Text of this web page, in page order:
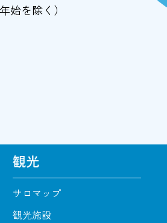
始を除く）
観光
サロマップ
観光施設